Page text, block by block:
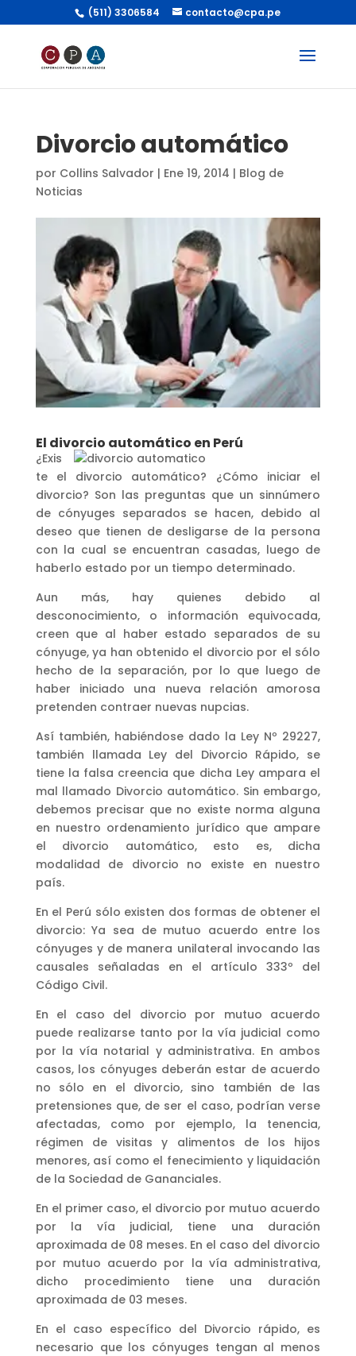
(511) 3306584 contacto@cpa.pe
Divorcio automático
por Collins Salvador | Ene 19, 2014 | Blog de
Noticias
El divorcio automático en Perú
¿Exis
te el divorcio automático? ¿Cómo iniciar el
divorcio? Son las preguntas que un sinnúmero
de cónyuges separados se hacen, debido al
deseo que tienen de desligarse de la persona
con la cual se encuentran casadas, luego de
haberlo estado por un tiempo determinado.
Aun más, hay quienes debido al
desconocimiento, o información equivocada,
creen que al haber estado separados de su
cónyuge, ya han obtenido el divorcio por el sólo
hecho de la separación, por lo que luego de
haber iniciado una nueva relación amorosa
pretenden contraer nuevas nupcias.
Así también, habiéndose dado la Ley Nº 29227,
también llamada Ley del Divorcio Rápido, se
tiene la falsa creencia que dicha Ley ampara el
mal llamado Divorcio automático. Sin embargo,
debemos precisar que no existe norma alguna
en nuestro ordenamiento jurídico que ampare
el divorcio automático, esto es, dicha
modalidad de divorcio no existe en nuestro
país.
En el Perú sólo existen dos formas de obtener el
divorcio: Ya sea de mutuo acuerdo entre los
cónyuges y de manera unilateral invocando las
causales señaladas en el artículo 333º del
Código Civil.
En el caso del divorcio por mutuo acuerdo
puede realizarse tanto por la vía judicial como
por la vía notarial y administrativa. En ambos
casos, los cónyuges deberán estar de acuerdo
no sólo en el divorcio, sino también de las
pretensiones que, de ser el caso, podrían verse
afectadas, como por ejemplo, la tenencia,
régimen de visitas y alimentos de los hijos
menores, así como el fenecimiento y liquidación
de la Sociedad de Gananciales.
En el primer caso, el divorcio por mutuo acuerdo
por la vía judicial, tiene una duración
aproximada de 08 meses. En el caso del divorcio
por mutuo acuerdo por la vía administrativa,
dicho procedimiento tiene una duración
aproximada de 03 meses.
En el caso específico del Divorcio rápido, es
necesario que los cónyuges tengan al menos